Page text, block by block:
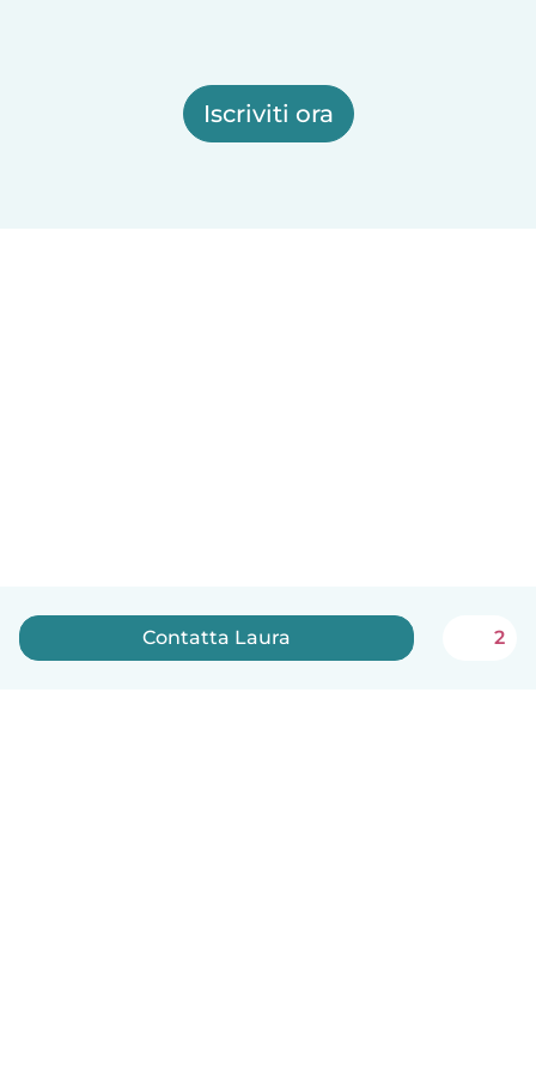
Iscriviti ora
Contatta Laura 2